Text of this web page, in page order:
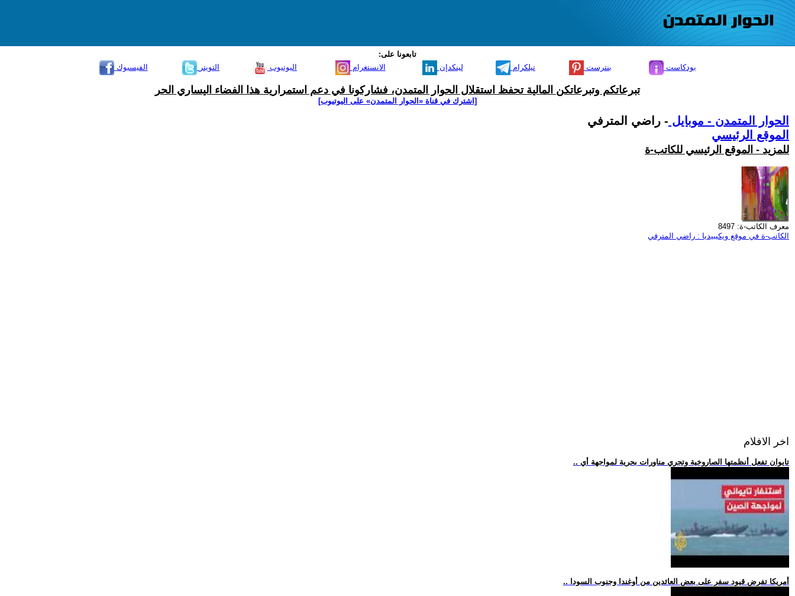
تابعونا على:
الفيسبوك
التويتر اليوتيوب الانستغرام لينكدإن تيلكرام بنترست بودكاست
تبرعاتكم وتبرعاتكن المالية تحفظ استقلال الحوار المتمدن، فشاركونا في دعم استمرارية هذا الفضاء اليساري الحر
[اشترك في قناة ‫«الحوار المتمدن» على اليوتيوب]
الحوار المتمدن - موبايل - راضي المترفي
الموقع الرئيسي
للمزيد - الموقع الرئيسي للكاتب-ة
معرف الكاتب-ة: 8497
الكاتب-ة في موقع ويكيبيديا : راضي المترفي
اخر الافلام
.. تايوان تفعل أنظمتها الصاروخية وتجري مناورات بحرية لمواجهة أي
.. أمريكا تفرض قيود سفر على بعض العائدين من أوغندا وجنوب السودا